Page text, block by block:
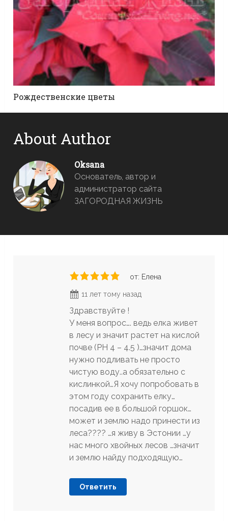
Рождественские цветы
About Author
Oksana
Основатель, автор и
администратор сайта
ЗАГОРОДНАЯ ЖИЗНЬ
от: Елена
11 лет тому назад
Здравствуйте !
У меня вопрос…. ведь елка живет
в лесу и значит растет на кислой
почве (PH 4 – 4.5 )…значит дома
нужно подливать не просто
чистую воду..а обязательно с
кислинкой…Я хочу попробовать в
этом году сохранить елку…
посадив ее в большой горшок…
может и землю надо принести из
леса???? …я живу в Эстонии …у
нас много хвойных лесов …значит
и землю найду подходящую…
Ответить